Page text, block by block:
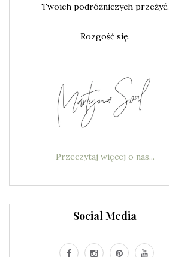
Twoich podróżniczych przeżyć.
Rozgość się.
Przeczytaj więcej o nas...
Social Media